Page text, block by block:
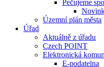
Pečujeme
Územní plán města
Úřad
Aktuálně z úřadu
Czech POINT
Elektronická
E-podatelna